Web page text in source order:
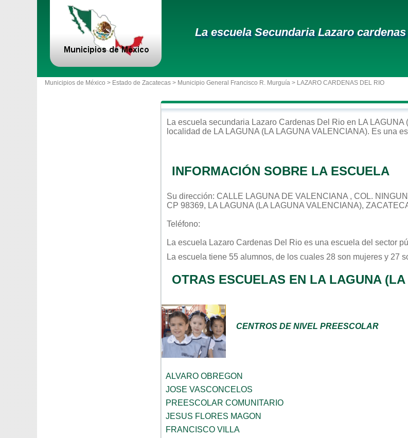
La escuela Secundaria Lazaro
Municipios de México > Estado de Zacatecas > Municipio General Francisco R. Murguía > LAZARO CARDENAS DEL RIO
La escuela secundaria Lazaro Cardenas Del Rio en LA LAGUNA
localidad de LA LAGUNA (LA LAGUNA VALENCIANA). Es una
INFORMACIÓN SOBRE LA ESCUELA
Su dirección: CALLE LAGUNA DE VALENCIANA , COL.
CP 98369, LA LAGUNA (LA LAGUNA VALENCIANA),
Teléfono:
La escuela Lazaro Cardenas Del Rio es una escuela del sector
La escuela tiene 55 alumnos, de los cuales 28 son mujeres y 27
OTRAS ESCUELAS EN LA LAGUNA
CENTROS DE NIVEL PREESCOLAR
ALVARO OBREGON
JOSE VASCONCELOS
PREESCOLAR COMUNITARIO
JESUS FLORES MAGON
FRANCISCO VILLA